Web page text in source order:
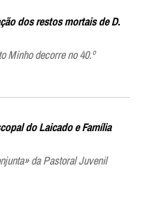
dos restos mortais de D.
Minho decorre no 40.º
do Laicado e Família
da Pastoral Juvenil